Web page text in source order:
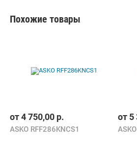
Похожие товары
от4 750,00 р.
ASKO RFF286KNCS1
от 5